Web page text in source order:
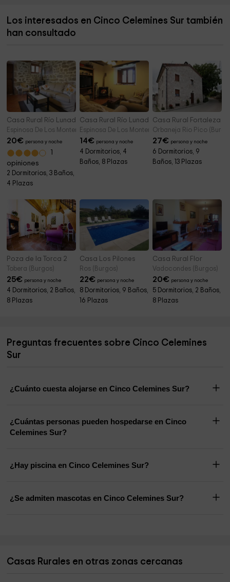
Ermita de la Virgen del Camino 8,5 km
Los interesados en Cinco Celemines Sur también
han consultado
Casa Rural Río Lunada II
Espinosa De Los Monteros (Burgos)
20€ persona y noche
opiniones
2 Dormitorios, 3 Baños,
4 Plazas
Casa Rural Río Lunada I
Espinosa De Los Monteros (Burgos)
14€ persona y noche
4 Dormitorios, 4
Baños, 8 Plazas
Casa Rural Fortaleza
Orbaneja Rio Pico
27€ persona y noche
6 Dormitorios, 9
Baños, 13 Plazas
Poza de la Torca 2
Tobera (Burgos)
25€ persona y noche
4 Dormitorios, 2 Baños,
8 Plazas
Casa Los Pilones
Ros (Burgos)
22€ persona y noche
8 Dormitorios, 9 Baños,
16 Plazas
Casa Rural Flor
Vadocondes (Burgos)
20€ persona y noche
5 Dormitorios, 2 Baños,
8 Plazas
Preguntas frecuentes sobre Cinco Celemines
Sur
¿Cuánto cuesta alojarse en Cinco Celemines Sur?
¿Cuántas personas pueden hospedarse en Cinco
Celemines Sur?
¿Hay piscina en Cinco Celemines Sur?
¿Se admiten mascotas en Cinco Celemines Sur?
Casas Rurales en otras zonas cercanas